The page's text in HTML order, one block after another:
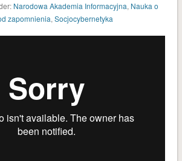
Narodowa Akademia Informacyjna, Nauka o
zapomnienia, Socjocybernetyka